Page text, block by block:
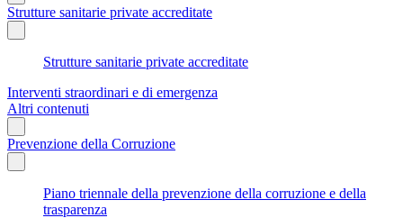
Strutture sanitarie private accreditate
Strutture sanitarie private accreditate
Interventi straordinari e di emergenza
Altri contenuti
Prevenzione della Corruzione
Piano triennale della prevenzione della corruzione e della
trasparenza